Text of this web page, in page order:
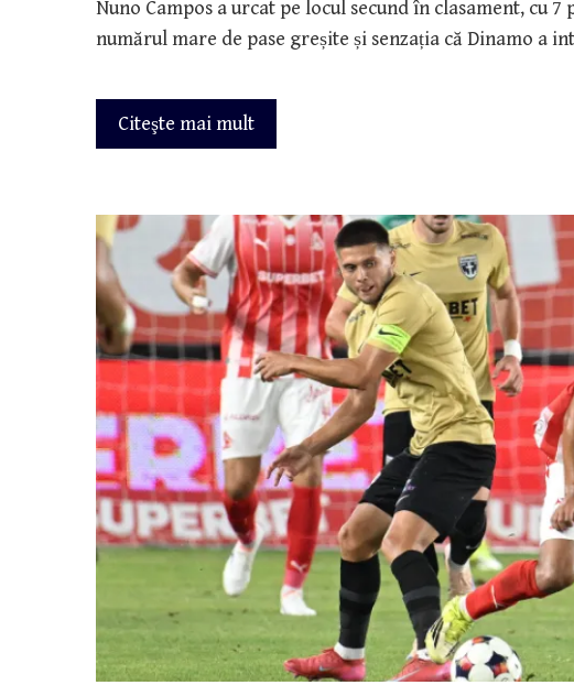
Nuno Campos a urcat pe locul secund în clasament, cu
numărul mare de pase greșite și senzația că Dinamo a
Citeşte mai mult